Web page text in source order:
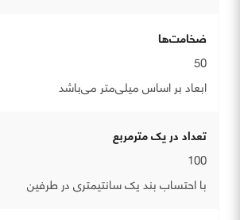
ضخامت‌ها
50
ابعاد بر اساس میلی‌متر می‌باشد
تعداد در یک مترمربع
100
با احتساب بند یک سانتیمتری در طرفین